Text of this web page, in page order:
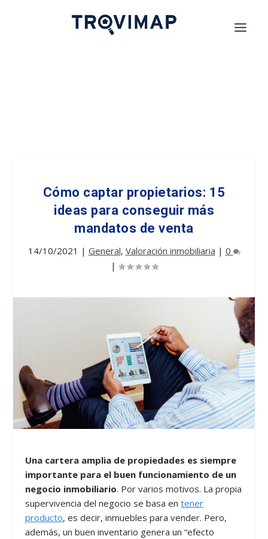
Cómo captar propietarios: 15
ideas para conseguir más
mandatos de venta
14/10/2021 | General, Valoración inmobiliaria | 0
|
Una cartera amplia de propiedades es siempre
importante para el buen funcionamiento de un
negocio inmobiliario. Por varios motivos. La propia
supervivencia del negocio se basa entener
producto, es decir, inmuebles para vender. Pero,
además, un buen inventario genera un “efecto